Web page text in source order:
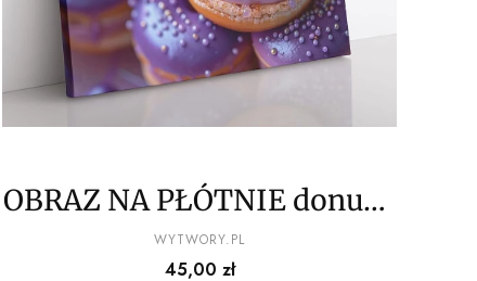
OBRAZ NA PŁÓTNIE donut z
lukrem wz1
PRODUCENT
WYTWORY.PL
Cena
45,00 zł